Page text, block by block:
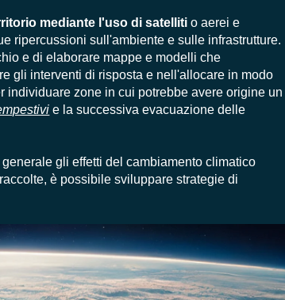
mediante l'uso di satellitio aerei e
ripercussioni sull'ambiente e sulle infrastrutture.
e di elaborare mappe e modelli che
gli interventi di risposta e nell'allocare in modo
individuare zone in cui potrebbe avere origine un
e la successiva evacuazione delle
gli effetti del cambiamento climatico
è possibile sviluppare strategie di